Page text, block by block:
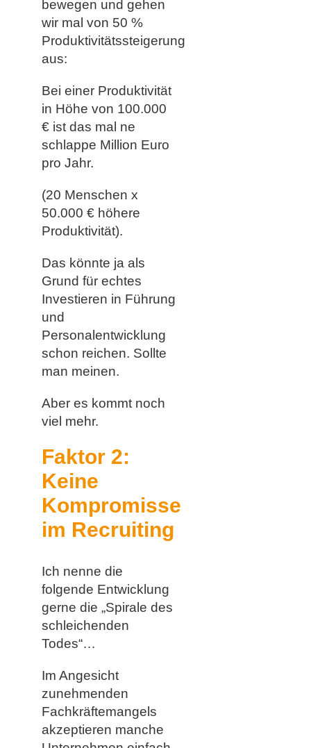
bewegen und gehen
wir mal von 50 %
Produktivitätssteigerung
aus:
Bei einer Produktivität
in Höhe von 100.000
€ ist das mal ne
schlappe Million Euro
pro Jahr.
(20 Menschen x
50.000 € höhere
Produktivität).
Das könnte ja als
Grund für echtes
Investieren in Führung
und
Personalentwicklung
schon reichen. Sollte
man meinen.
Aber es kommt noch
viel mehr.
Faktor 2:
Keine
Kompromisse
im Recruiting
Ich nenne die
folgende Entwicklung
gerne die „Spirale des
schleichenden
Todes“…
Im Angesicht
zunehmenden
Fachkräftemangels
akzeptieren manche